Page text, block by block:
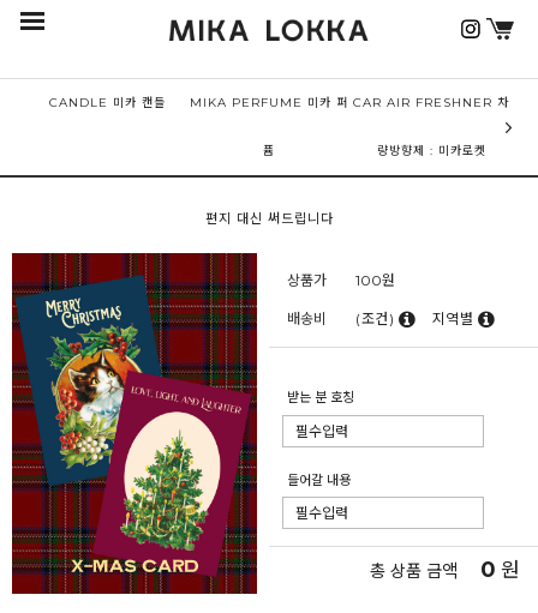
CANDLE 미카 캔들 MIKA PERFUME 미카 퍼
퓸
CAR AIR FRESHNER 차
량방향제 : 미카로켓
편지 대신 써드립니다
상품가 100원
배송비 (조건) 지역별
받는 분 호칭
들어갈 내용
총 상품 금액 0 원